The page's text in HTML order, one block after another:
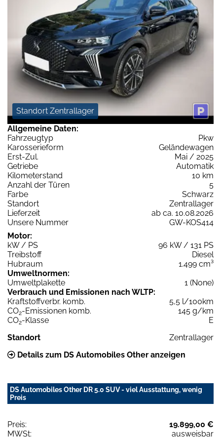
Standort Zentrallager
Allgemeine Daten:
Fahrzeugtyp
Pkw
Karosserieform
Geländewagen
Erst-Zul.
Mai / 2025
Getriebe
Automatik
Kilometerstand
10 km
Anzahl der Türen
5
Farbe
Schwarz
Standort
Zentrallager
Lieferzeit
ab ca. 10.08.2026
Unsere Nummer
GW-KOS414
Motor:
kW / PS
96 kW / 131 PS
Treibstoff
Diesel
Hubraum
1.499 cm³
Umweltnormen:
Umweltplakette
1 (None)
Verbrauch und Emissionen nach WLTP:
Kraftstoffverbr. komb.
5,5 l/100km
CO2-Emissionen komb.
145 g/km
CO2-Klasse
E
Standort
Zentrallager
Details zum DS Automobiles Other anzeigen
DS Automobiles Other DR 5.0 SUV - viel Ausstattung, wenig
Preis
Preis:
19.899,00 €
MWSt:
ausweisbar